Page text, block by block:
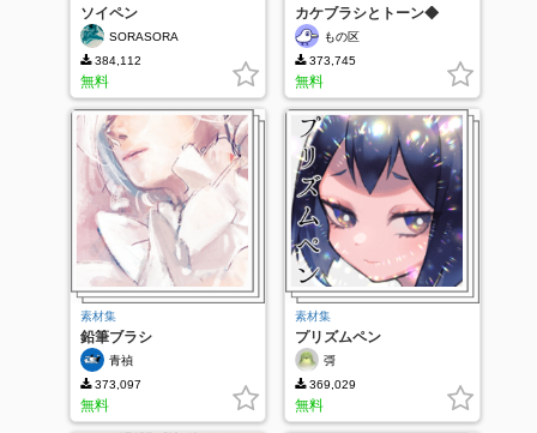
ソイペン
SORASORA
384,112
無料
カケブラシとトーン◆
もの区
373,745
無料
素材集
鉛筆ブラシ
青禎
373,097
無料
素材集
プリズムペン
彁
369,029
無料